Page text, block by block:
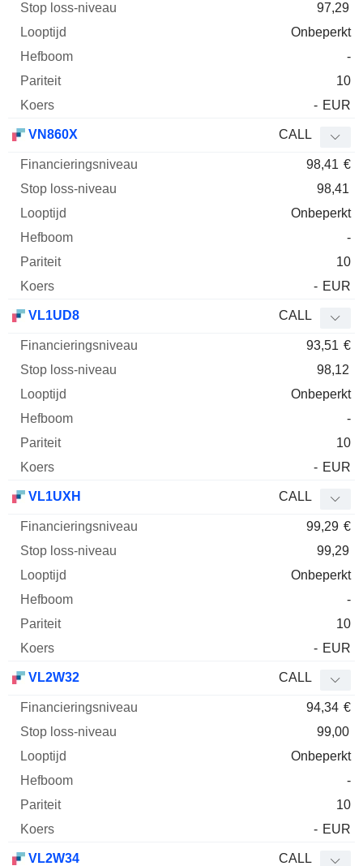
97,29
Onbeperkt
-
10
- EUR
VN860X CALL
98,41 €
98,41
Onbeperkt
-
10
- EUR
VL1UD8 CALL
93,51 €
98,12
Onbeperkt
-
10
- EUR
VL1UXH CALL
99,29 €
99,29
Onbeperkt
-
10
- EUR
VL2W32 CALL
94,34 €
99,00
Onbeperkt
-
10
- EUR
VL2W34 CALL